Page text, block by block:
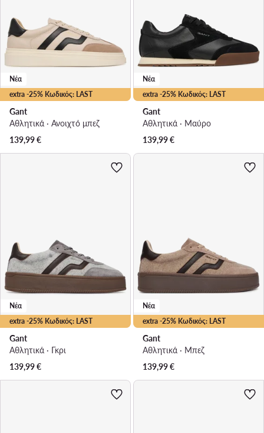
extra -25% Κωδικός: LAST
Νέα
Gant
Αθλητικά · Ανοιχτό μπεζ
139,99€
extra -25% Κωδικός: LAST
Νέα
Gant
Αθλητικά · Μαύρο
139,99€
extra -25% Κωδικός: LAST
Νέα
Gant
Αθλητικά · Γκρι
139,99€
extra -25% Κωδικός: LAST
Νέα
Gant
Αθλητικά · Μπεζ
139,99€